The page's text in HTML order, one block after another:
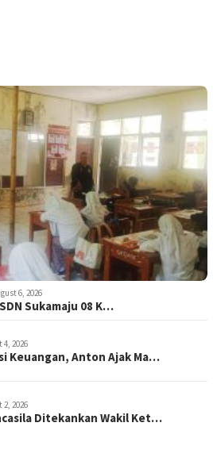
6, 2026
Sukamaju 08 K…
4, 2026
Keuangan, Anton Ajak Ma…
2, 2026
Ditekankan Wakil Ket…